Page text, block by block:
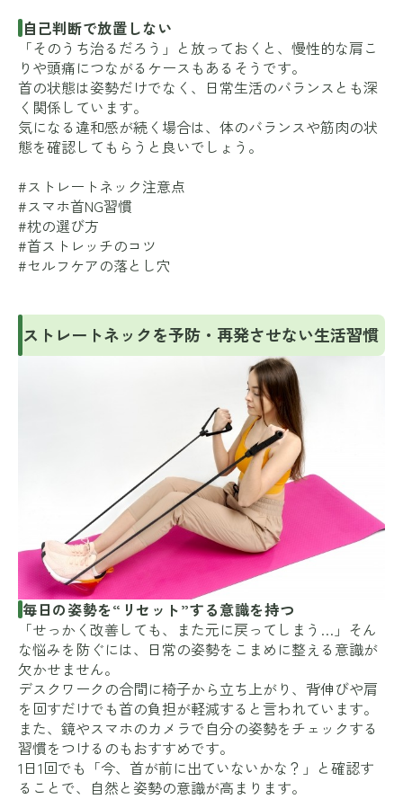
自己判断で放置しない
「そのうち治るだろう」と放っておくと、慢性的な肩こ
りや頭痛につながるケースもあるそうです。
首の状態は姿勢だけでなく、日常生活のバランスとも深
く関係しています。
気になる違和感が続く場合は、体のバランスや筋肉の状
態を確認してもらうと良いでしょう。
#ストレートネック注意点
#スマホ首NG習慣
#枕の選び方
#首ストレッチのコツ
#セルフケアの落とし穴
ストレートネックを予防・再発させない生活習慣
毎日の姿勢を“リセット”する意識を持つ
「せっかく改善しても、また元に戻ってしまう…」そん
な悩みを防ぐには、日常の姿勢をこまめに整える意識が
欠かせません。
デスクワークの合間に椅子から立ち上がり、背伸びや肩
を回すだけでも首の負担が軽減すると言われています。
また、鏡やスマホのカメラで自分の姿勢をチェックする
習慣をつけるのもおすすめです。
1日1回でも「今、首が前に出ていないかな？」と確認す
ることで、自然と姿勢の意識が高まります。